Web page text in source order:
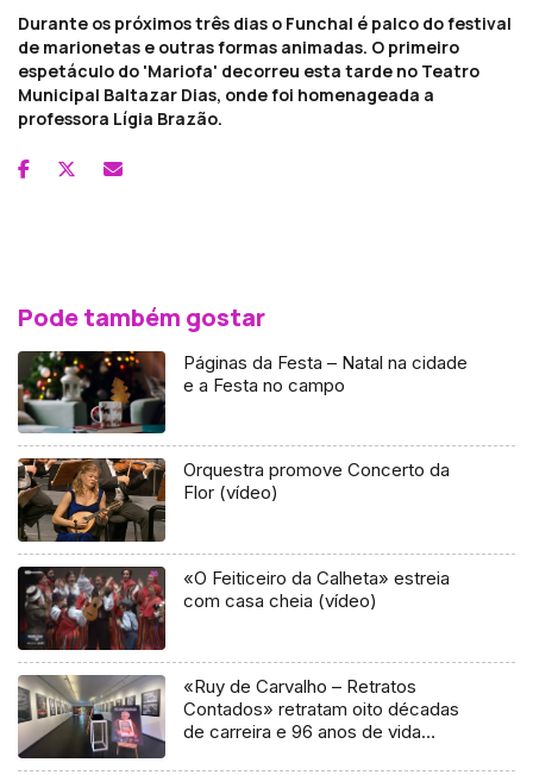
Durante os próximos três dias o Funchal é palco do festival
de marionetas e outras formas animadas. O primeiro
espetáculo do 'Mariofa' decorreu esta tarde no Teatro
Municipal Baltazar Dias, onde foi homenageada a
professora Lígia Brazão.
Pode também gostar
Páginas da Festa – Natal na cidade
e a Festa no campo
Orquestra promove Concerto da
Flor (vídeo)
«O Feiticeiro da Calheta» estreia
com casa cheia (vídeo)
«Ruy de Carvalho – Retratos
Contados» retratam oito décadas
de carreira e 96 anos de vida